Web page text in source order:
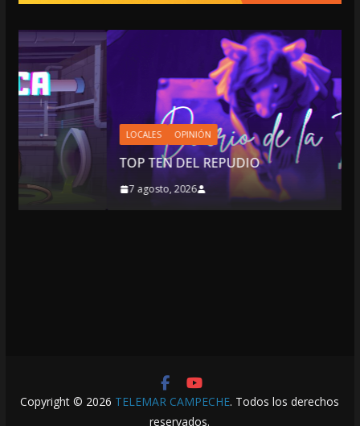
LOCALES OPINIÓN
TOP TEN DEL REPUDIO
7 agosto, 2026
Copyright © 2026 TELEMAR CAMPECHE. Todos los derechos
reservados.